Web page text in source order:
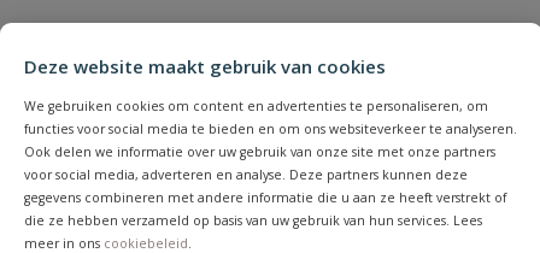
Deze website maakt gebruik van cookies
We gebruiken cookies om content en advertenties te personaliseren, om
functies voor social media te bieden en om ons websiteverkeer te analyseren.
Ook delen we informatie over uw gebruik van onze site met onze partners
voor social media, adverteren en analyse. Deze partners kunnen deze
gegevens combineren met andere informatie die u aan ze heeft verstrekt of
die ze hebben verzameld op basis van uw gebruik van hun services. Lees
meer in ons cookiebeleid
Stel jouw
Standaard 1/2" - 3/4"
Uw waardering: